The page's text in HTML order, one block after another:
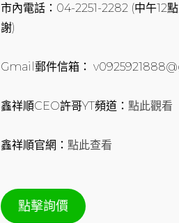
市內電話：04-2251-2282 (中午12
謝)
Gmail郵件信箱：
鑫祥順CEO許哥YT頻道： 點此觀看
鑫祥順官網： 點此查看
點擊詢價